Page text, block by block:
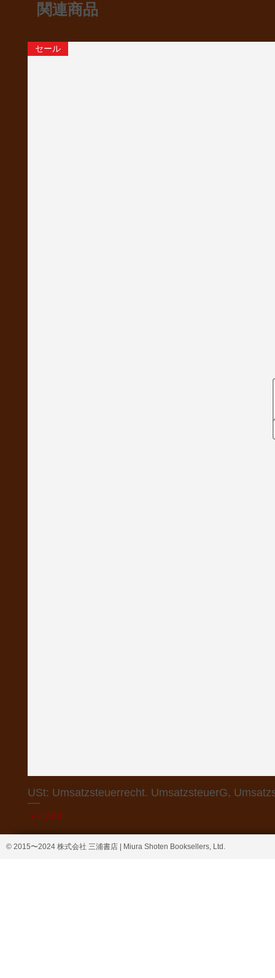
関連商品
セール
USt: Umsatzsteuerrecht. UmsatzsteuerG,
価格
￥4,368
© 2015〜2024 株式会社 三浦書店 | Miura Shoten Booksellers, Ltd.